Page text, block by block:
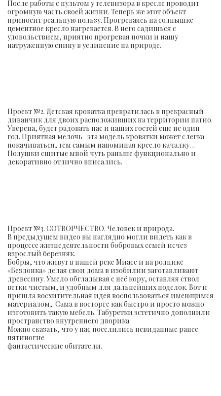
После работы с пультом у телевизора в кресле проводит
огромную часть своей жизни. Теперь же этот объект
приносит реальную пользу. Прогреваясь на солнышке
цементное кресло нагревается. В него садишься с
удовольствием, приятно прогревая почки и нашу
натруженную спину в уединение на природе.
Проект №2. Детская кроватка превратилась в прекрасный
диванчик для двоих расположивших на территории патио.
Уверена, будет радовать нас и наших гостей еще не один
год. Приятная мелочь- эта модель кроватки может слегка
покачиваться, тем самым напоминая кресло качалку…
Подушки сшитые мной чуть раньше функционально и
декоративно отлично вписались.
Проект №3. СОТВОРЧЕСТВО. Человек и природа.
В предыдущем видео вы наглядно могли видеть как в
процессе жизнедеятельности бобровых семей исчез
взрослый березняк.
Бобры, что живут в нашей реке Миасс и на роднике
«Бездонка» делая свои дома в изобилии заготавливают
древесину. Умело обгладывая с неё кору, оставляя ствол
ветки чистым, и удобным для дальнейших поделок. Вот и
пришла восхитительная идея воспользоваться имеющимся
материалом,. Сама в восторге как быстро и просто можно
изготовить такую мебель. Табуретки эстетично дополнили
пространство внутреннего дворика.
Можно сказать, что у нас поселились невиданные ранее
пятиногие
фантастические обитатели.